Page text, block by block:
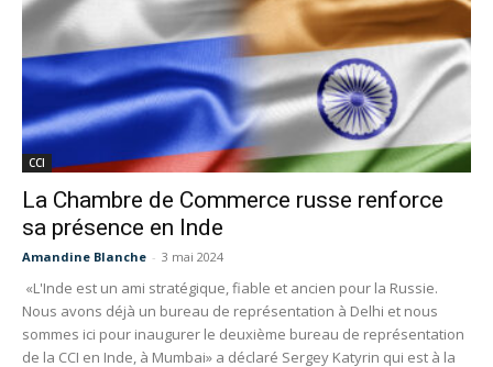
CCI
La Chambre de Commerce russe renforce
sa présence en Inde
Amandine Blanche - 3 mai 2024
«L'Inde est un ami stratégique, fiable et ancien pour la Russie.
Nous avons déjà un bureau de représentation à Delhi et nous
sommes ici pour inaugurer le deuxième bureau de représentation
de la CCI en Inde, à Mumbai» a déclaré Sergey Katyrin qui est à la